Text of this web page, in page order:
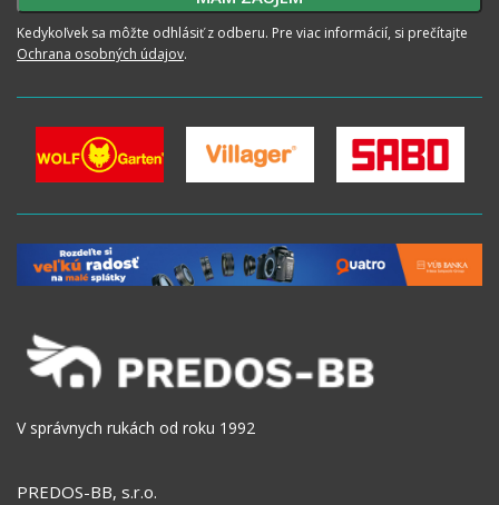
Kedykoľvek sa môžte odhlásiť z odberu. Pre viac informácií, si prečítajte
Ochrana osobných údajov.
V správnych rukách od roku 1992
PREDOS-BB, s.r.o.